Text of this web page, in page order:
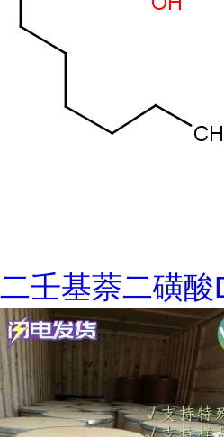
二壬基萘二磺